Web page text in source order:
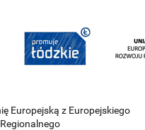
Europejską z Europejskiego